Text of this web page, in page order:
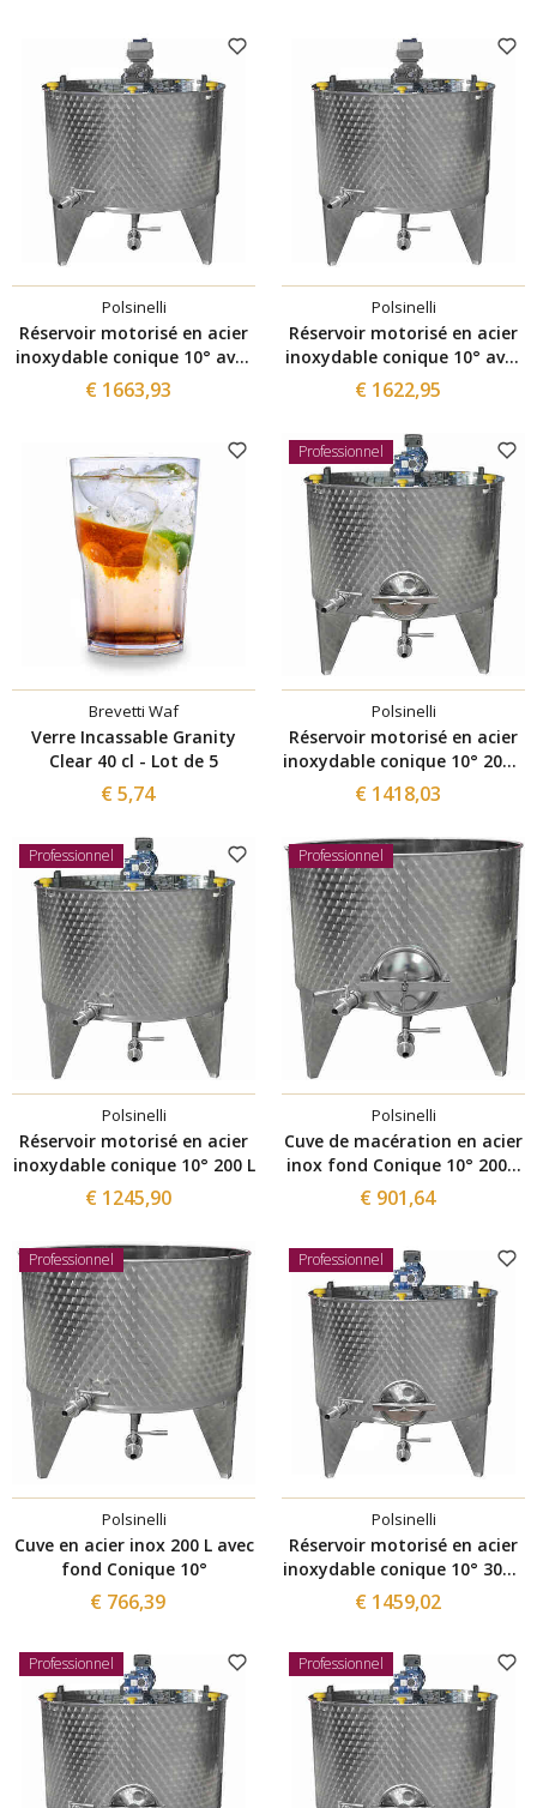
Polsinelli
Réservoir motorisé en acier
inoxydable conique 10° avec
variateur 300 L
€ 1663,93
Polsinelli
Réservoir motorisé en acier
inoxydable conique 10° avec
variateur 200 L
€ 1622,95
Brevetti Waf
Verre Incassable Granity
Clear 40 cl - Lot de 5
€ 5,74
Professionnel
Polsinelli
Réservoir motorisé en acier
inoxydable conique 10° 200 L
avec trappe de vidange Ø300
€ 1418,03
Professionnel
Polsinelli
Réservoir motorisé en acier
inoxydable conique 10° 200 L
€ 1245,90
Professionnel
Polsinelli
Cuve de macération en acier
inox fond Conique 10° 200 L
avec trappe de vidange Ø
300
€ 901,64
Professionnel
Polsinelli
Cuve en acier inox 200 L avec
fond Conique 10°
€ 766,39
Professionnel
Polsinelli
Réservoir motorisé en acier
inoxydable conique 10° 300 L
avec trappe de vidange Ø300
€ 1459,02
Professionnel Professionnel